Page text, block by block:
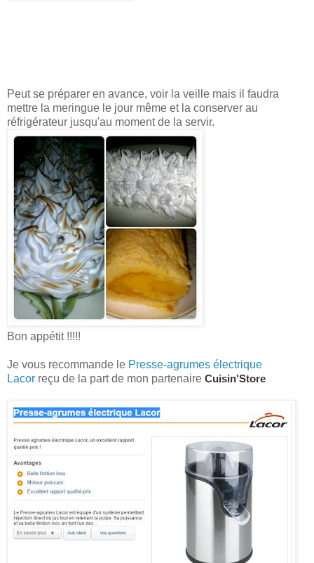
Peut se préparer en avance, voir la veille mais il faudra
mettre la meringue le jour même et la conserver au
réfrigérateur jusqu'au moment de la servir.
Bon appétit !!!!!
Je vous recommande le Presse-agrumes électrique
Lacor reçu de la part de mon partenaire Cuisin'Store